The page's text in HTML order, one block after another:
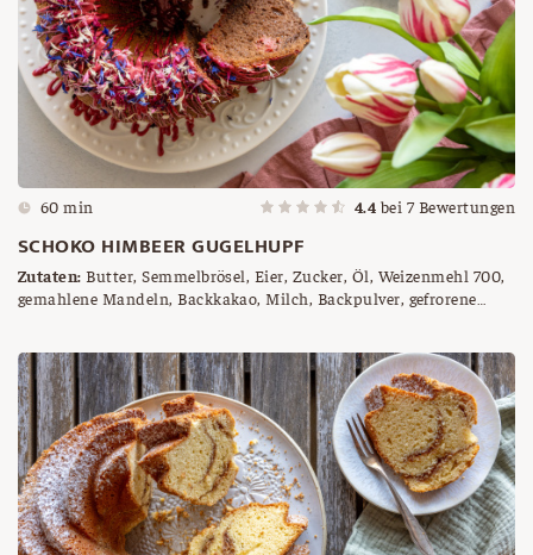
60 min 4.4 bei 7Bewertungen
SCHOKO HIMBEER GUGELHUPF
Zutaten: Butter, Semmelbrösel, Eier, Zucker, Öl, Weizenmehl 700,
gemahlene Mandeln, Backkakao, Milch, Backpulver, gefrorene